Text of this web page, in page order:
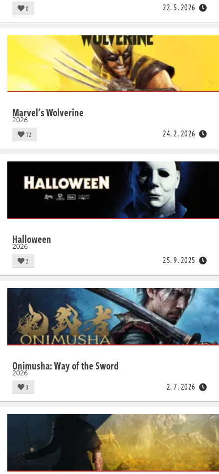
0 22. 5. 2026
Marvel's Wolverine
2026
12 24. 2. 2026
Halloween
2026
2 25. 9. 2025
Onimusha: Way of the Sword
2026
3 2. 7. 2026